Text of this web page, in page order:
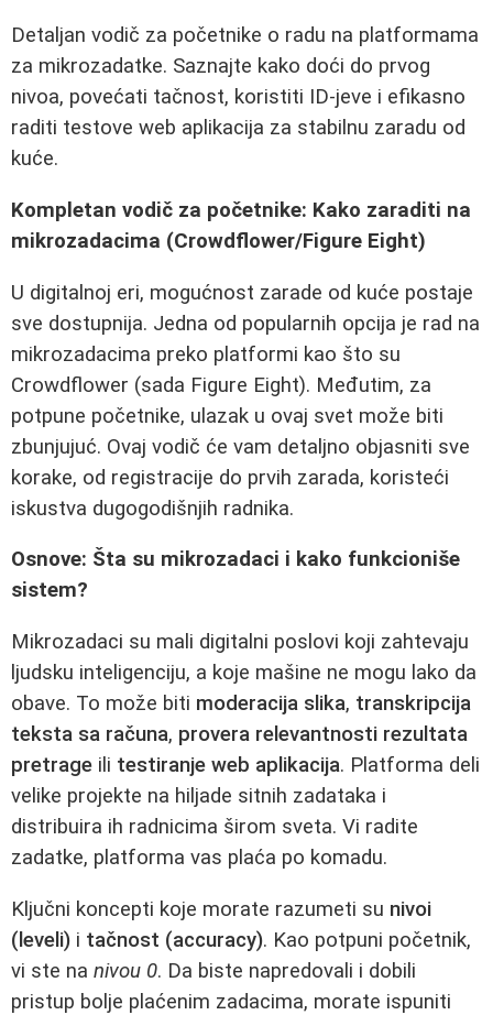
Detaljan vodič za početnike o radu na platformama
za mikrozadatke. Saznajte kako doći do prvog
nivoa, povećati tačnost, koristiti ID-jeve i efikasno
raditi testove web aplikacija za stabilnu zaradu od
kuće.
Kompletan vodič za početnike: Kako zaraditi na
mikrozadacima (Crowdflower/Figure Eight)
U digitalnoj eri, mogućnost zarade od kuće postaje
sve dostupnija. Jedna od popularnih opcija je rad na
mikrozadacima preko platformi kao što su
Crowdflower (sada Figure Eight). Međutim, za
potpune početnike, ulazak u ovaj svet može biti
zbunjujuć. Ovaj vodič će vam detaljno objasniti sve
korake, od registracije do prvih zarada, koristeći
iskustva dugogodišnjih radnika.
Osnove: Šta su mikrozadaci i kako funkcioniše
sistem?
Mikrozadaci su mali digitalni poslovi koji zahtevaju
ljudsku inteligenciju, a koje mašine ne mogu lako da
obave. To može biti moderacija slika, transkripcija
teksta sa računa, provera relevantnosti rezultata
pretrage ili testiranje web aplikacija. Platforma deli
velike projekte na hiljade sitnih zadataka i
distribuira ih radnicima širom sveta. Vi radite
zadatke, platforma vas plaća po komadu.
Ključni koncepti koje morate razumeti su nivoi
(leveli) i tačnost (accuracy). Kao potpuni početnik,
vi ste na nivou 0. Da biste napredovali i dobili
pristup bolje plaćenim zadacima, morate ispuniti